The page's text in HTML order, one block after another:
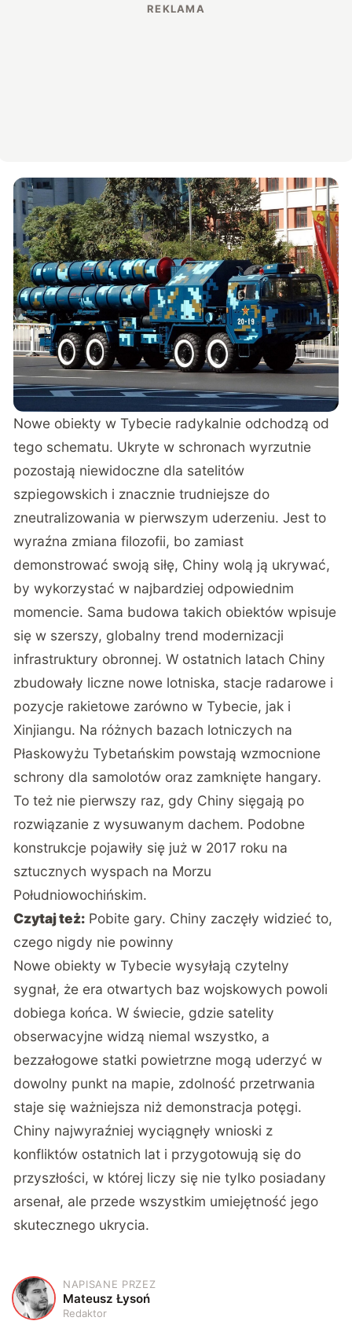
Nowe obiekty w Tybecie radykalnie odchodzą od
tego schematu. Ukryte w schronach wyrzutnie
pozostają niewidoczne dla satelitów
szpiegowskich i znacznie trudniejsze do
zneutralizowania w pierwszym uderzeniu. Jest to
wyraźna zmiana filozofii, bo zamiast
demonstrować swoją siłę, Chiny wolą ją ukrywać,
by wykorzystać w najbardziej odpowiednim
momencie. Sama budowa takich obiektów wpisuje
się w szerszy, globalny trend modernizacji
infrastruktury obronnej. W ostatnich latach Chiny
zbudowały liczne nowe lotniska, stacje radarowe i
pozycje rakietowe zarówno w Tybecie, jak i
Xinjiangu. Na różnych bazach lotniczych na
Płaskowyżu Tybetańskim powstają wzmocnione
schrony dla samolotów oraz zamknięte hangary.
To też nie pierwszy raz, gdy Chiny sięgają po
rozwiązanie z wysuwanym dachem. Podobne
konstrukcje pojawiły się już w 2017 roku na
sztucznych wyspach na Morzu
Południowochińskim.
Czytaj też: Pobite gary. Chiny zaczęły widzieć to,
czego nigdy nie powinny
Nowe obiekty w Tybecie wysyłają czytelny
sygnał, że era otwartych baz wojskowych powoli
dobiega końca. W świecie, gdzie satelity
obserwacyjne widzą niemal wszystko, a
bezzałogowe statki powietrzne mogą uderzyć w
dowolny punkt na mapie, zdolność przetrwania
staje się ważniejsza niż demonstracja potęgi.
Chiny najwyraźniej wyciągnęły wnioski z
konfliktów ostatnich lat i przygotowują się do
przyszłości, w której liczy się nie tylko posiadany
arsenał, ale przede wszystkim umiejętność jego
skutecznego ukrycia.
M
NAPISANE PRZEZ
Mateusz Łysoń
Redaktor